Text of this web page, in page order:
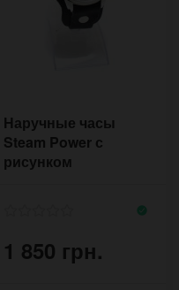
Наручные часы
Steam Power с
рисунком
1 850 грн.